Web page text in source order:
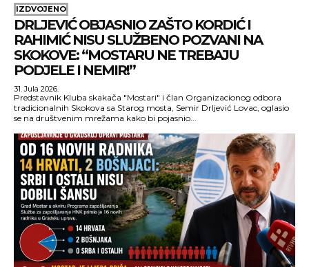
IZDVOJENO
DRLJEVIĆ OBJASNIO ZAŠTO KORDIĆ I
RAHIMIĆ NISU SLUŽBENO POZVANI NA
SKOKOVE: “MOSTARU NE TREBAJU
PODJELE I NEMIR!”
31. Jula 2026.
Predstavnik Kluba skakača "Mostari" i član Organizacionog odbora
tradicionalnih Skokova sa Starog mosta, Semir Drljević Lovac, oglasio
se na društvenim mrežama kako bi pojasnio...